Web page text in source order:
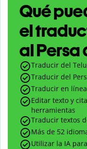
Qué
el
al Persa
Traducir del
Traducir del
Traducir en
Editar texto y
herramientas
Traducir textos
Más de 52
Utilizar la IA